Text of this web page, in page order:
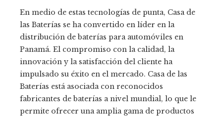
En medio de estas tecnologías de punta, Casa de
las Baterías se ha convertido en líder en la
distribución de baterías para automóviles en
Panamá. El compromiso con la calidad, la
innovación y la satisfacción del cliente ha
impulsado su éxito en el mercado. Casa de las
Baterías está asociada con reconocidos
fabricantes de baterías a nivel mundial, lo que le
permite ofrecer una amplia gama de productos